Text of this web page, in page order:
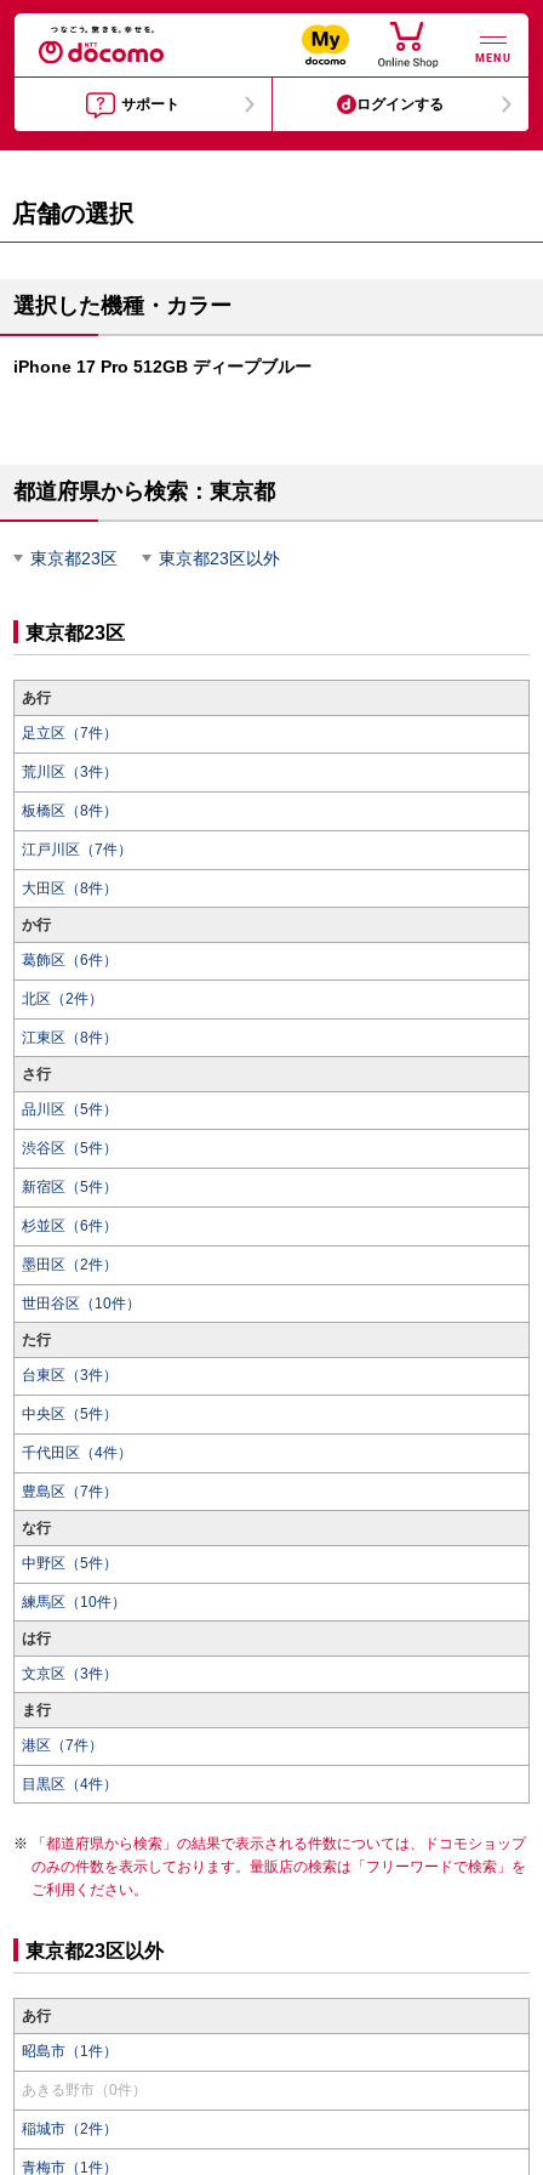
MENU
サポート ログインする
店舗の選択
選択した機種・カラー
iPhone 17 Pro 512GB ディープブルー
都道府県から検索：東京都
東京都23区 東京都23区以外
東京都23区
あ行
足立区（7件）
荒川区（3件）
板橋区（8件）
江戸川区（7件）
大田区（8件）
か行
葛飾区（6件）
北区（2件）
江東区（8件）
さ行
品川区（5件）
渋谷区（5件）
新宿区（5件）
杉並区（6件）
墨田区（2件）
世田谷区（10件）
た行
台東区（3件）
中央区（5件）
千代田区（4件）
豊島区（7件）
な行
中野区（5件）
練馬区（10件）
は行
文京区（3件）
ま行
港区（7件）
目黒区（4件）
「都道府県から検索」の結果で表示される件数については、ドコモショップ
のみの件数を表示しております。量販店の検索は「フリーワードで検索」を
ご利用ください。
東京都23区以外
あ行
昭島市（1件）
あきる野市（0件）
稲城市（2件）
青梅市（1件）